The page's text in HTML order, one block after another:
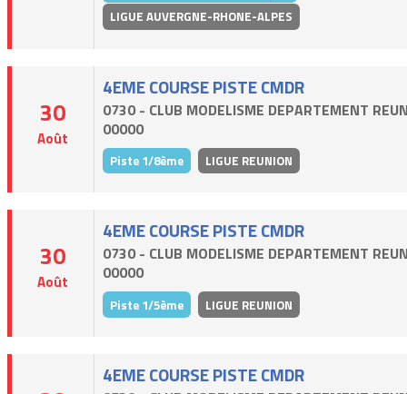
LIGUE AUVERGNE-RHONE-ALPES
30
Août
4EME COURSE PISTE CMDR
0730 - CLUB MODELISME DEPARTEMENT
00000
Piste 1/8ème LIGUE REUNION
30
Août
4EME COURSE PISTE CMDR
0730 - CLUB MODELISME DEPARTEMENT
00000
Piste 1/5ème LIGUE REUNION
4EME COURSE PISTE CMDR